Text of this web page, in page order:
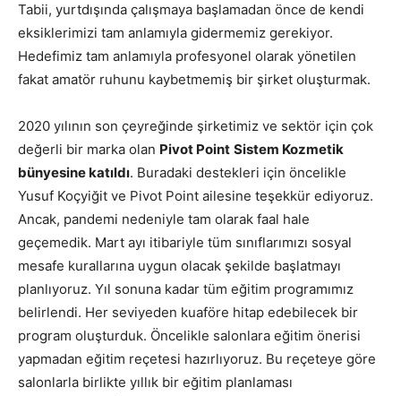
Tabii, yurtdışında çalışmaya başlamadan önce de kendi
eksiklerimizi tam anlamıyla gidermemiz gerekiyor.
Hedefimiz tam anlamıyla profesyonel olarak yönetilen
fakat amatör ruhunu kaybetmemiş bir şirket oluşturmak.
2020 yılının son çeyreğinde şirketimiz ve sektör için çok
değerli bir marka olan Pivot Point Sistem Kozmetik
bünyesine katıldı. Buradaki destekleri için öncelikle
Yusuf Koçyiğit ve Pivot Point ailesine teşekkür ediyoruz.
Ancak, pandemi nedeniyle tam olarak faal hale
geçemedik. Mart ayı itibariyle tüm sınıflarımızı sosyal
mesafe kurallarına uygun olacak şekilde başlatmayı
planlıyoruz. Yıl sonuna kadar tüm eğitim programımız
belirlendi. Her seviyeden kuaföre hitap edebilecek bir
program oluşturduk. Öncelikle salonlara eğitim önerisi
yapmadan eğitim reçetesi hazırlıyoruz. Bu reçeteye göre
salonlarla birlikte yıllık bir eğitim planlaması